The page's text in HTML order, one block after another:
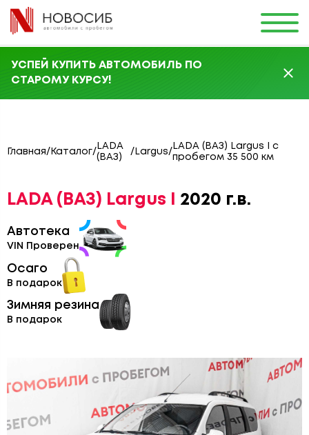
УСПЕЙ КУПИТЬ АВТОМОБИЛЬ ПО
СТАРОМУ КУРСУ!
Главная/ Каталог/
LADA
(ВАЗ)
/ Largus/
LADA (ВАЗ) Largus I с
пробегом 35 500 км
LADA (ВАЗ) Largus I 2020 г.в.
Автотека
VIN Проверен
Осаго
В подарок
Зимняя резина
В подарок